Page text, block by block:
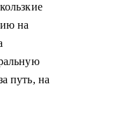
на
путь, на